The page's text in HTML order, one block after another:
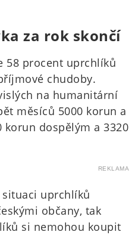
za rok skončí
58 procent uprchlíků
chudoby.
na humanitární
měsíců 5000 korun a
korun dospělým a 3320
REKLAMA
uprchlíků
občany, tak
si nemohou koupit